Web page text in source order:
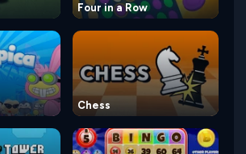
Four in a Row
Chess